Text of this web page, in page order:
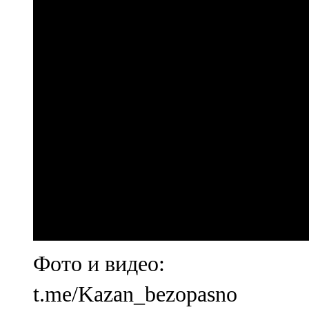
Фото и видео:
t.me/Kazan_bezopasno